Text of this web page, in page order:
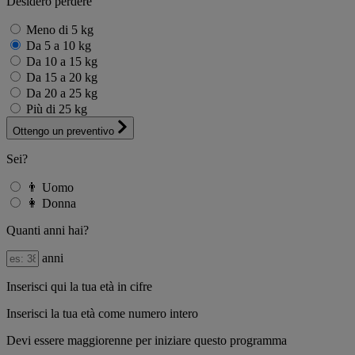
Meno di 5 kg
Da 5 a 10 kg
Da 10 a 15 kg
Da 15 a 20 kg
Da 20 a 25 kg
Più di 25 kg
Ottengo un preventivo
Sei?
👨 Uomo
👩 Donna
Quanti anni hai?
anni
Inserisci qui la tua età in cifre
Inserisci la tua età come numero intero
Devi essere maggiorenne per iniziare questo programma